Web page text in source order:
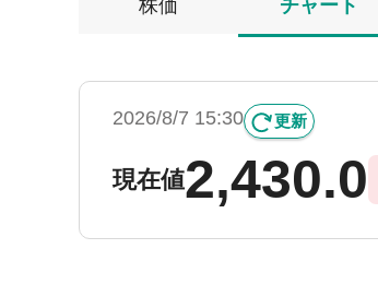
株価 チャート
2026/8/7 15:30 更新
現在値2,430.0